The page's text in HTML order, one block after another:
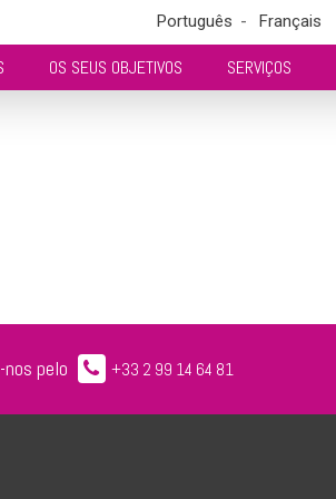
Português Français
OS SEUS OBJETIVOS SERVIÇOS
pelo +33 2 99 14 64 81